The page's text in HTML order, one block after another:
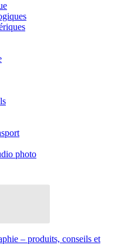
photo
– produits, conseils et